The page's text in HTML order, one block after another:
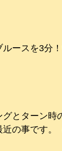
ースを3分
とターン
の事です。